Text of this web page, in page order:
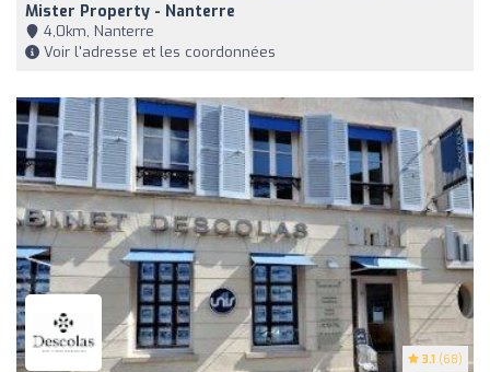
Mister Property - Nanterre
4,0km, Nanterre
Voir l'adresse et les coordonnées
3.1 (68)